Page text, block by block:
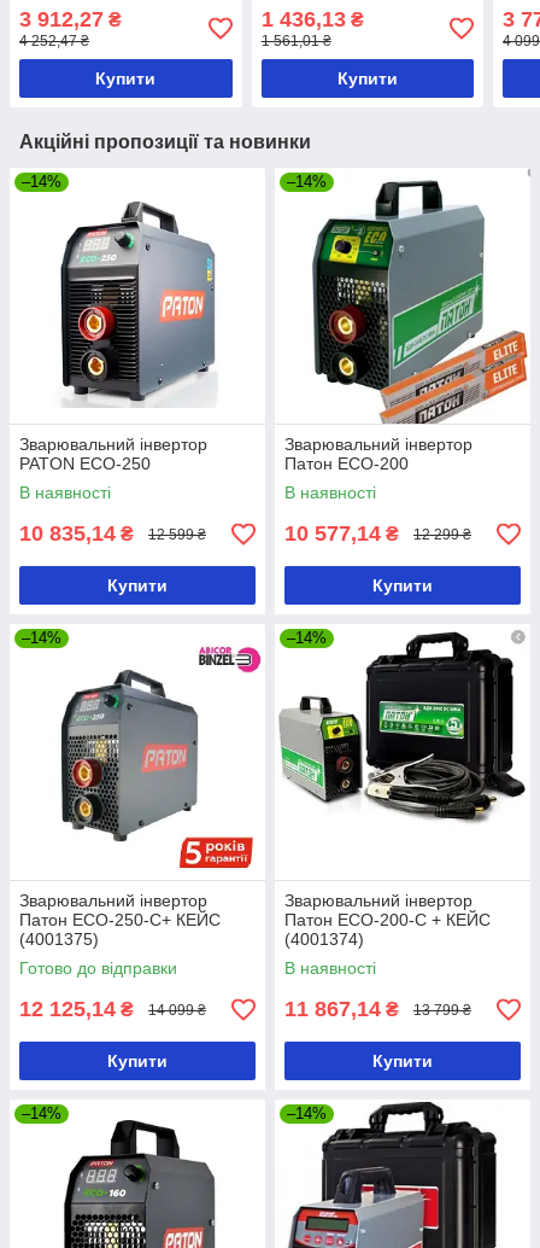
3 912,27 ₴
4 252,47 ₴
Купити
1 436,13₴
1 561,01 ₴
Купити
3
4
Акційні пропозиції та новинки
–14%
Зварювальний інвертор
PATON ECO-250
В наявності
10 835,14 ₴ 12 599 ₴
Купити
–14%
Зварювальний інвертор
Патон ECO-200
В наявності
10 577,14 ₴ 12 299 ₴
Купити
–14%
Зварювальний інвертор
Патон ECO-250-C+ КЕЙС
(4001375)
Готово до відправки
12 125,14 ₴ 14 099 ₴
Купити
–14%
Зварювальний інвертор
Патон ECO-200-C + КЕЙС
(4001374)
В наявності
11 867,14 ₴ 13 799 ₴
Купити
–14% –14%